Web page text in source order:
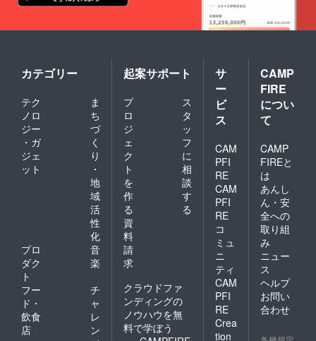
カテゴリー
テク
ノロ
ジー
・ガ
ジェ
ット
ま
ち
づ
く
り
・
地
域
活
性
化
プロ
ダク
ト
音
楽
フー
ド・
飲食
店
チ
ャ
レ
ン
起案サポート
プ
ロ
ジ
ェ
ク
ト
を
作
る
ス
タ
ッ
フ
に
相
談
す
る
資
料
請
求
クラウドファ
ンディングの
ノウハウを無
料で学ぼう
サ
ー
ビ
ス
CAM
PFI
RE
CAM
PFI
RE
コ
ミュ
ニ
ティ
CAM
PFI
RE
Crea
tion
CAMP
FIRE
につい
て
CAMP
FIREと
は
あんし
ん・安
全への
取り組
み
ニュー
ス
ヘルプ
お問い
合わせ